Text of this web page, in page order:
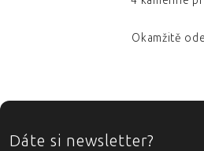
Okamžitě
ZÁPATÍ
Dáte si newsletter?